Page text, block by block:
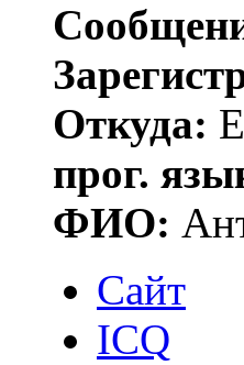
Откуда:
прог.
ФИО:
Сайт
ICQ